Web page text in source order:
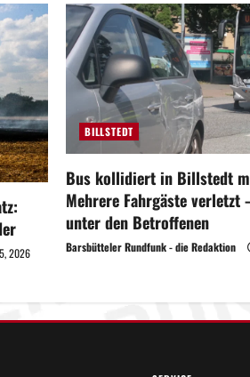
2026
BILLSTEDT
Bus kollidiert in Billstedt
Mehrere Fahrgäste verletzt
unter den Betroffenen
Barsbütteler Rundfunk - die Redaktion